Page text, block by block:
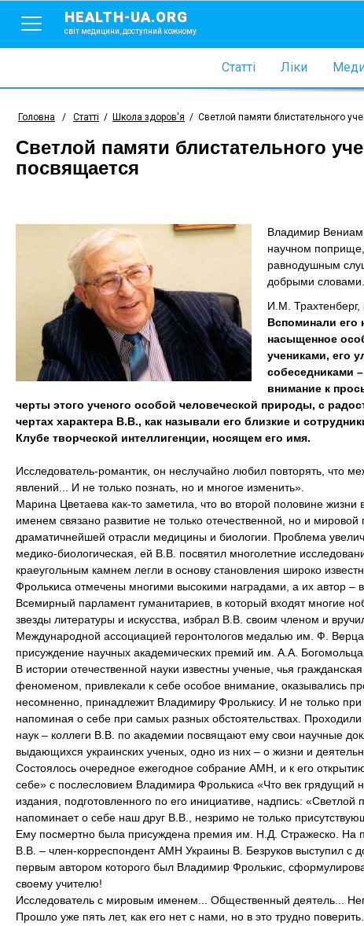
HEALTH-UA.ORG
світ медицини, доступний кожному
Статті Ліки
Головна / Статті / Школа здоров'я / Светлой памяти блистательного
Светлой памяти блистательного
посвящается
Владимир
научном поприще,
равнодушным
добрыми словами.
И.М.
Вспоминали его
насыщенное
учениками, его
собеседниками
внимание к
черты этого ученого особой человеческой природы, с
чертах характера В.В., как называли его близкие и
Клубе творческой интеллигенции, носящем его имя.
Исследователь-романтик, он неслучайно любил повторять, что
явлений... И не только познать, но и многое изменить».
Марина Цветаева как-то заметила, что во второй половине
именем связано развитие не только отечественной, но и
драматичнейшей отрасли медицины и биологии. Проблема
медико-биологическая, ей В.В. посвятил многолетние
краеугольным камнем легли в основу становления широко
Фролькиса отмечены многими высокими наградами, а их автор
Всемирный парламент гуманитариев, в который входят многие
звезды литературы и искусства, избрал В.В. своим членом и
Международной ассоциацией геронтологов медалью им. Ф.
присуждение научных академических премий им. А.А.
В истории отечественной науки известны ученые, чья
феноменом, привлекали к себе особое внимание, оказывались
несомненно, принадлежит Владимиру Фролькису. И не только при
напоминая о себе при самых разных обстоятельствах.
наук – коллеги В.В. по академии посвящают ему свои научные
выдающихся украинских ученых, одно из них – о жизни и
Состоялось очередное ежегодное собрание АМН, и к его
себе» с послесловием Владимира Фролькиса «Что век грядущий
издания, подготовленного по его инициативе, надпись:
напоминает о себе наш друг В.В., незримо не только
Ему посмертно была присуждена премия им. Н.Д. Стражеско. На
В.В. – член-корреспондент АМН Украины В. Безруков выступил с
первым автором которого был Владимир Фролькис,
своему учителю!
Исследователь с мировым именем... Общественный деятель...
Прошло уже пять лет, как его нет с нами, но в это трудно